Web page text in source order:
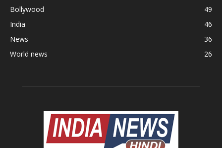
Bollywood
49
India
46
News
36
World news
26